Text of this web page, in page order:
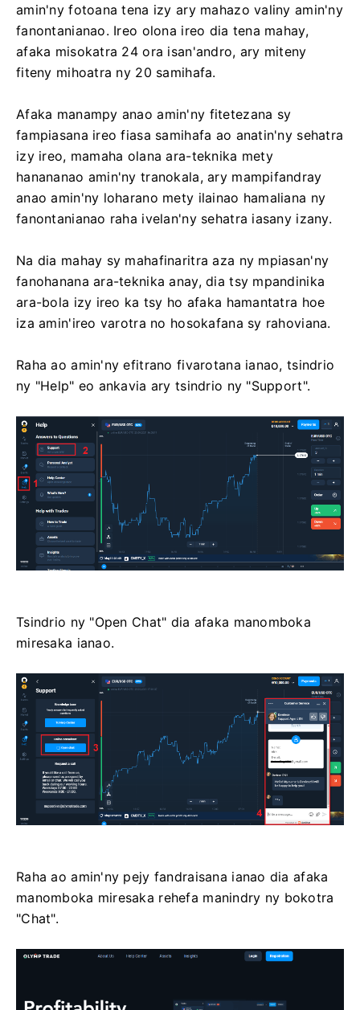
amin'ny fotoana tena izy ary mahazo valiny amin'ny
fanontanianao. Ireo olona ireo dia tena mahay,
afaka misokatra 24 ora isan'andro, ary miteny
fiteny mihoatra ny 20 samihafa.
Afaka manampy anao amin'ny fitetezana sy
fampiasana ireo fiasa samihafa ao anatin'ny sehatra
izy ireo, mamaha olana ara-teknika mety
hanananao amin'ny tranokala, ary mampifandray
anao amin'ny loharano mety ilainao hamaliana ny
fanontanianao raha ivelan'ny sehatra iasany izany.
Na dia mahay sy mahafinaritra aza ny mpiasan'ny
fanohanana ara-teknika anay, dia tsy mpandinika
ara-bola izy ireo ka tsy ho afaka hamantatra hoe
iza amin'ireo varotra no hosokafana sy rahoviana.
Raha ao amin'ny efitrano fivarotana ianao, tsindrio
ny "Help" eo ankavia ary tsindrio ny "Support".
Tsindrio ny "Open Chat" dia afaka manomboka
miresaka ianao.
Raha ao amin'ny pejy fandraisana ianao dia afaka
manomboka miresaka rehefa manindry ny bokotra
"Chat".